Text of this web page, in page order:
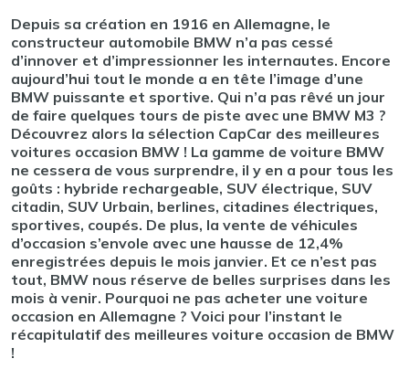
Depuis sa création en 1916 en Allemagne, le
constructeur automobile BMW n’a pas cessé
d’innover et d’impressionner les internautes. Encore
aujourd’hui tout le monde a en tête l’image d’une
BMW puissante et sportive. Qui n’a pas rêvé un jour
de faire quelques tours de piste avec une BMW M3 ?
Découvrez alors la sélection CapCar des meilleures
voitures occasion BMW ! La gamme de voiture BMW
ne cessera de vous surprendre, il y en a pour tous les
goûts : hybride rechargeable, SUV électrique, SUV
citadin, SUV Urbain, berlines, citadines électriques,
sportives, coupés. De plus, la vente de véhicules
d’occasion s’envole avec une hausse de 12,4%
enregistrées depuis le mois janvier. Et ce n’est pas
tout, BMW nous réserve de belles surprises dans les
mois à venir. Pourquoi ne pas acheter une voiture
occasion en Allemagne ? Voici pour l’instant le
récapitulatif des meilleures voiture occasion de BMW
!